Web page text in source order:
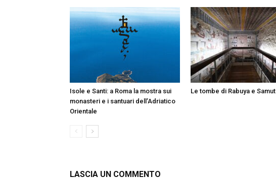
Isole e Santi: a Roma la mostra sui
monasteri e i santuari dell’Adriatico
Orientale
Le tombe di Rabuya e Samut
LASCIA UN COMMENTO